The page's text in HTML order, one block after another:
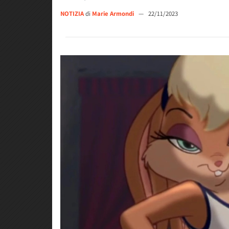
NOTIZIAdi Marie Armondi — 22/11/2023